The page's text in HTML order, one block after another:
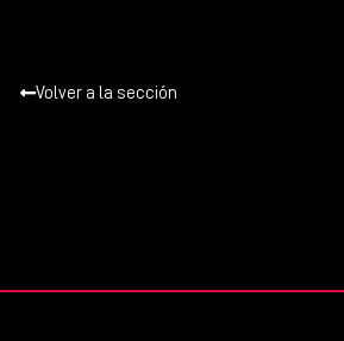
Volver a la sección